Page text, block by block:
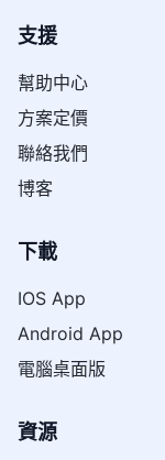
支援
幫助中心
方案定價
聯絡我們
博客
下載
IOS App
Android App
電腦桌面版
資源